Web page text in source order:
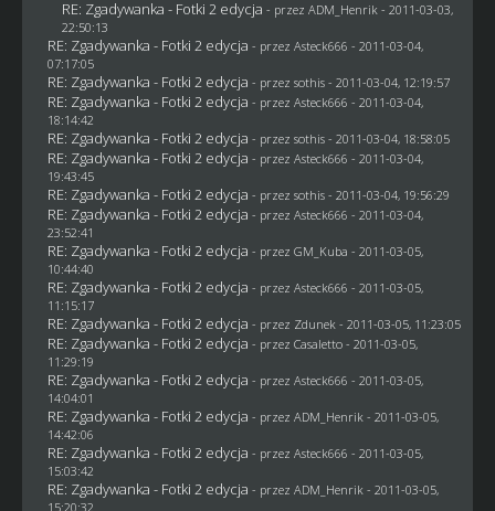
RE: Zgadywanka - Fotki 2 edycja - przez ADM_Henrik - 2011-03-03,
22:50:13
RE: Zgadywanka - Fotki 2 edycja - przez Asteck666 - 2011-03-04,
07:17:05
RE: Zgadywanka - Fotki 2 edycja - przez sothis- 2011-03-04, 12:19:57
RE: Zgadywanka - Fotki 2 edycja - przez Asteck666 - 2011-03-04,
18:14:42
RE: Zgadywanka - Fotki 2 edycja - przez sothis- 2011-03-04, 18:58:05
RE: Zgadywanka - Fotki 2 edycja - przez Asteck666 - 2011-03-04,
19:43:45
RE: Zgadywanka - Fotki 2 edycja - przez sothis- 2011-03-04, 19:56:29
RE: Zgadywanka - Fotki 2 edycja - przez Asteck666 - 2011-03-04,
23:52:41
RE: Zgadywanka - Fotki 2 edycja - przez GM_Kuba - 2011-03-05,
10:44:40
RE: Zgadywanka - Fotki 2 edycja - przez Asteck666 - 2011-03-05,
11:15:17
RE: Zgadywanka - Fotki 2 edycja - przez Zdunek - 2011-03-05, 11:23:05
RE: Zgadywanka - Fotki 2 edycja - przez Casaletto- 2011-03-05,
11:29:19
RE: Zgadywanka - Fotki 2 edycja - przez Asteck666 - 2011-03-05,
14:04:01
RE: Zgadywanka - Fotki 2 edycja - przez ADM_Henrik - 2011-03-05,
14:42:06
RE: Zgadywanka - Fotki 2 edycja - przez Asteck666 - 2011-03-05,
15:03:42
RE: Zgadywanka - Fotki 2 edycja - przez ADM_Henrik - 2011-03-05,
15:20:32